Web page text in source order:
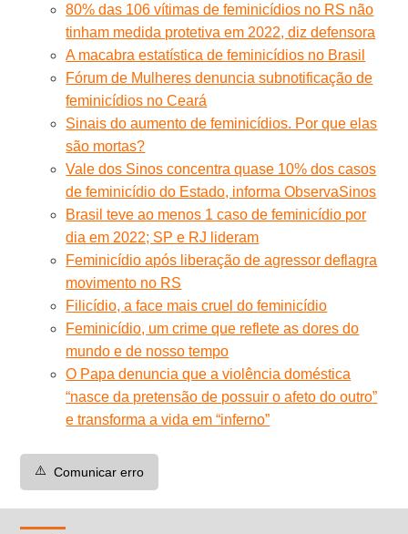
80% das 106 vítimas de feminicídios no RS não
tinham medida protetiva em 2022, diz defensora
A macabra estatística de feminicídios no Brasil
Fórum de Mulheres denuncia subnotificação de
feminicídios no Ceará
Sinais do aumento de feminicídios. Por que elas
são mortas?
Vale dos Sinos concentra quase 10% dos casos
de feminicídio do Estado, informa ObservaSinos
Brasil teve ao menos 1 caso de feminicídio por
dia em 2022; SP e RJ lideram
Feminicídio após liberação de agressor deflagra
movimento no RS
Filicídio, a face mais cruel do feminicídio
Feminicídio, um crime que reflete as dores do
mundo e de nosso tempo
O Papa denuncia que a violência doméstica
“nasce da pretensão de possuir o afeto do outro”
e transforma a vida em “inferno”
⚠️ Comunicar erro